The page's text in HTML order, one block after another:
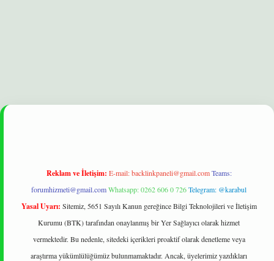
Reklam ve İletişim: E-mail:backlinkpaneli@gmail.com Teams:
forumhizmeti@gmail.comWhatsapp: 0262 606 0 726Telegram: @karabul
Yasal Uyarı: Sitemiz, 5651 Sayılı Kanun gereğince Bilgi Teknolojileri ve İletişim
Kurumu (BTK) tarafından onaylanmış bir Yer Sağlayıcı olarak hizmet
vermektedir. Bu nedenle, sitedeki içerikleri proaktif olarak denetleme veya
araştırma yükümlülüğümüz bulunmamaktadır. Ancak, üyelerimiz yazdıkları